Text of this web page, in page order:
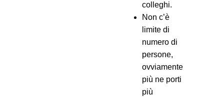
colleghi.
Non c’è
limite di
numero di
persone,
ovviamente
più ne porti
più